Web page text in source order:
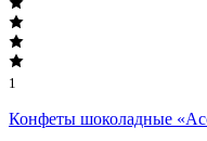
1
Конфеты шоколадные